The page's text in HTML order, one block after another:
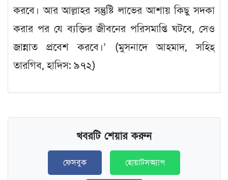
করবে। আর আল্লাহর সন্তুষ্টি লাভের আশায় কিছু সদকা
করার পর যে ব্যক্তির জীবনের পরিসমাপ্তি ঘটবে, সেও
জান্নাত প্রবেশ করবে।’ (মুসনাদে আহমাদ, সহিহ্
তারগিব, হাদিস: ৯৭২)
খবরটি শেয়ার করুন
ফেসবুক হোয়াটসঅ্যাপ